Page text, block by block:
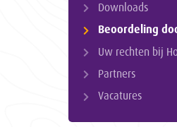
Downloads
Beoordeling
Uw rechten bij
Partners
Vacatures